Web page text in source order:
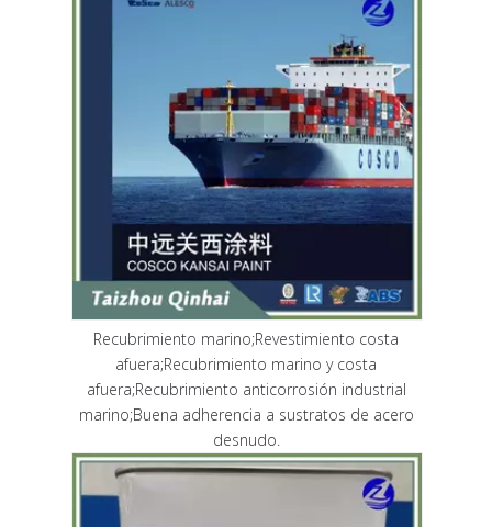
Recubrimiento marino;Revestimiento costa
afuera;Recubrimiento marino y costa
afuera;Recubrimiento anticorrosión industrial
marino;Buena adherencia a sustratos de acero
desnudo.